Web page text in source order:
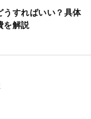
うすればいい？具体
を解説